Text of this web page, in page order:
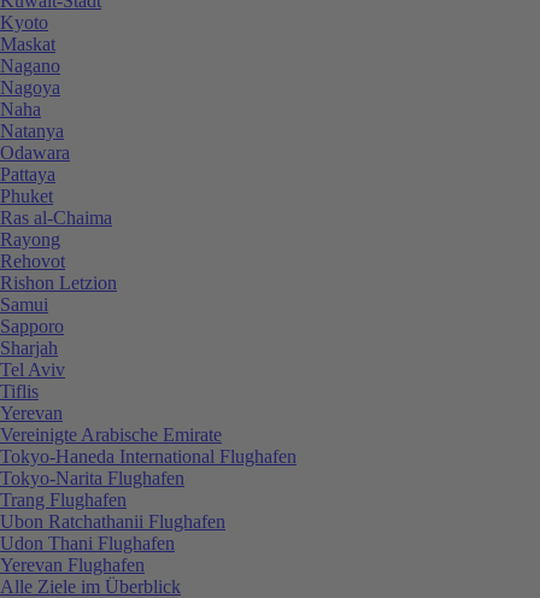
Kyoto
Maskat
Nagano
Nagoya
Naha
Natanya
Odawara
Pattaya
Phuket
Ras al-Chaima
Rayong
Rehovot
Rishon Letzion
Samui
Sapporo
Sharjah
Tel Aviv
Tiflis
Yerevan
Vereinigte Arabische Emirate
Tokyo-Haneda International Flughafen
Tokyo-Narita Flughafen
Trang Flughafen
Ubon Ratchathanii Flughafen
Udon Thani Flughafen
Yerevan Flughafen
Alle Ziele im Überblick